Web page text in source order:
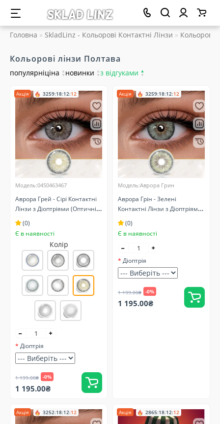
Головна SkladLinz - Кольорові Контактні Лінзи Кольорові
Кольорові лінзи Полтава
популярніціна ▲
▼ новинки ▲
▼з відгуками ▲
▼
Акція 3259:18:12:11
Модель:0450463467
Аврора Грей - Сірі Контактні
Лінзи з Діоптріями (Оптичні)
Натуральні
(0)
Є в наявності
Колір
Діоптрія
1 199.00₴ -0%
1 195.00₴
Акція 3259:18:12:11
Модель:Аврора Грин
Аврора Грін - Зелені
Контактні Лінзи з Діоптріями
(Оптичні) Натуральні
(0)
Є в наявності
Діоптрія
1 199.00₴ -0%
1 195.00₴
Акція 3252:18:12:11 Акція 2865:18:12:11